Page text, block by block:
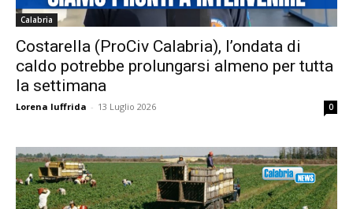
Calabria
Costarella (ProCiv Calabria), l’ondata di
caldo potrebbe prolungarsi almeno per tutta
la settimana
Lorena Iuffrida - 13 Luglio 2026 0